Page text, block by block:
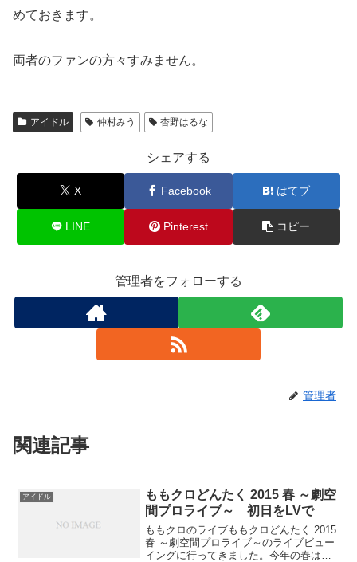
めておきます。
両者のファンの方々すみません。
アイドル 仲村みう 杏野はるな
シェアする
X Facebook はてブ
LINE Pinterest コピー
管理者をフォローする
管理者
関連記事
アイドル
ももクロどんたく 2015 春 ～劇空
間プロライブ～ 初日をLVで
ももクロのライブももクロどんたく 2015
春 ～劇空間プロライブ～のライブビュー
イングに行ってきました。今年の春は、